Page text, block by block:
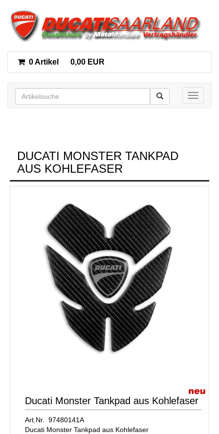
0 Artikel 0,00 EUR
Toggle
DUCATI MONSTER TANKPAD
AUS KOHLEFASER
Ducati Monster Tankpad aus Kohlefaser
Art.Nr. 97480141A
Ducati Monster Tankpad aus Kohlefaser